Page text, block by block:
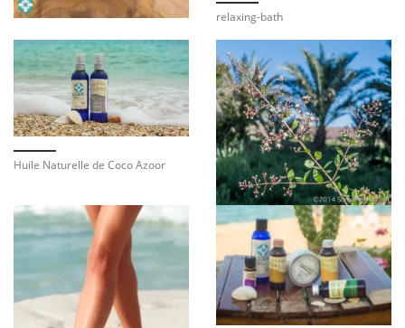
relaxing-bath
Huile Naturelle de Coco Azoor